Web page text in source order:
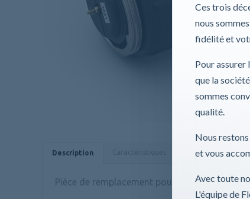
Ces trois
nous
fidélité et
Pour assurer
que la société
sommes
qualité.
Nous
et vous
Avec toute
L'équipe de
Description Données
Pièce de remplacement pour WA.211007